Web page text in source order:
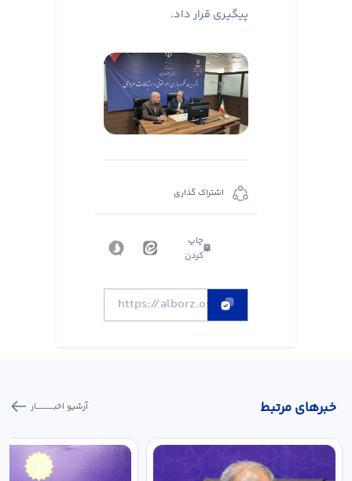
پیگیری قرار داد.
اشتراک گذاری
چاپ
کردن
خبر‌های مرتبط آرشیو اخبـــــــــــار